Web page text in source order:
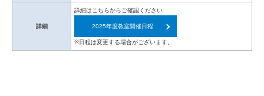
詳細
詳細はこちらからご確認ください
2025年度教室開催日程
※日程は変更する場合がございます。